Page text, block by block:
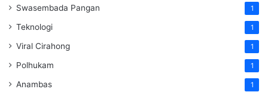
Swasembada Pangan 1
Teknologi 1
Viral Cirahong 1
Polhukam 1
Anambas 1